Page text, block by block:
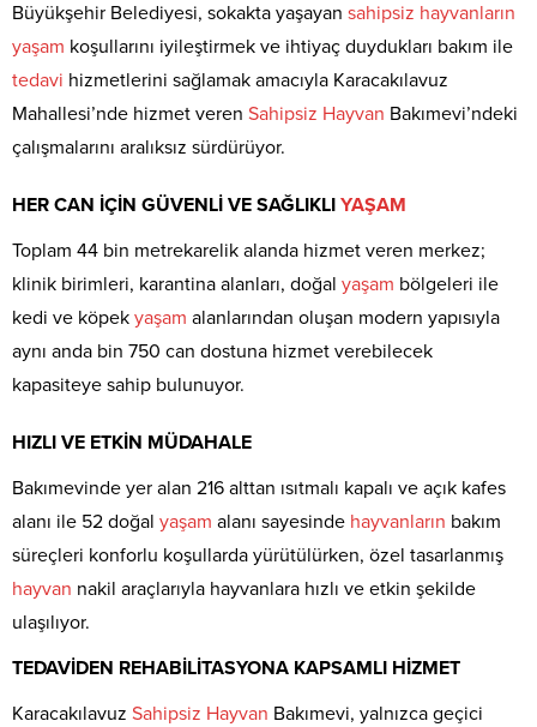
Büyükşehir Belediyesi, sokakta yaşayan sahipsiz hayvanların
yaşam koşullarını iyileştirmek ve ihtiyaç duydukları bakım ile
tedavi hizmetlerini sağlamak amacıyla Karacakılavuz
Mahallesi’nde hizmet veren Sahipsiz Hayvan Bakımevi’ndeki
çalışmalarını aralıksız sürdürüyor.
HER CAN İÇİN GÜVENLİ VE SAĞLIKLI YAŞAM
Toplam 44 bin metrekarelik alanda hizmet veren merkez;
klinik birimleri, karantina alanları, doğal yaşam bölgeleri ile
kedi ve köpek yaşam alanlarından oluşan modern yapısıyla
aynı anda bin 750 can dostuna hizmet verebilecek
kapasiteye sahip bulunuyor.
HIZLI VE ETKİN MÜDAHALE
Bakımevinde yer alan 216 alttan ısıtmalı kapalı ve açık kafes
alanı ile 52 doğal yaşam alanı sayesinde hayvanların bakım
süreçleri konforlu koşullarda yürütülürken, özel tasarlanmış
hayvan nakil araçlarıyla hayvanlara hızlı ve etkin şekilde
ulaşılıyor.
TEDAVİDEN REHABİLİTASYONA KAPSAMLI HİZMET
Karacakılavuz Sahipsiz Hayvan Bakımevi, yalnızca geçici